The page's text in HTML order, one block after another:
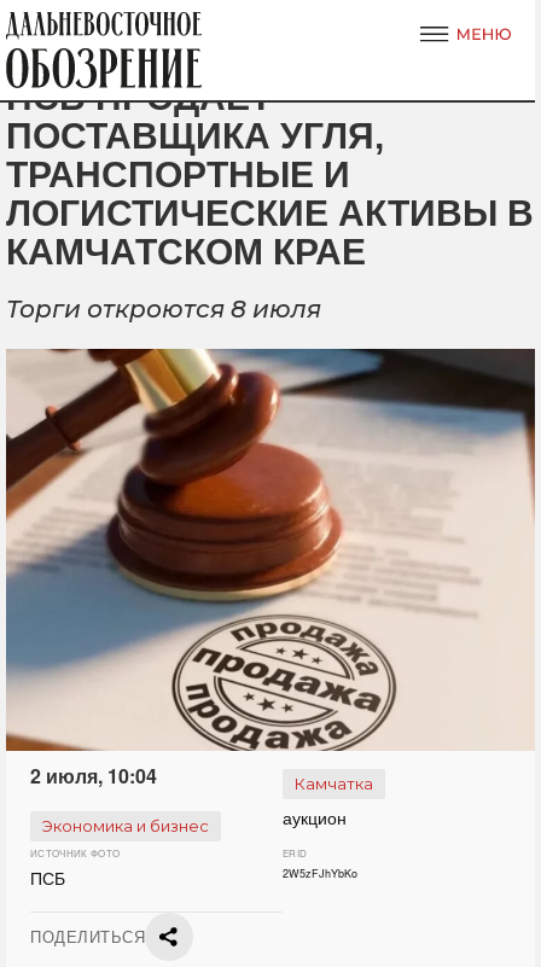
ПСБ ПРОДАЕТ
ПОСТАВЩИКА УГЛЯ,
ТРАНСПОРТНЫЕ И
ЛОГИСТИЧЕСКИЕ АКТИВЫ В
КАМЧАТСКОМ КРАЕ
Торги откроются 8 июля
2 июля, 10:04 Камчатка
Экономика и бизнес аукцион
ИСТОЧНИК ФОТО
ПСБ
ERID
2W5zFJhYbKo
ПОДЕЛИТЬСЯ